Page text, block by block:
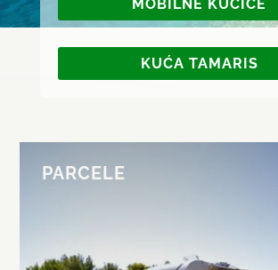
MOBILNE KUĆICE
KUĆA TAMARIS
PARCELE
PARCELE
maslinama